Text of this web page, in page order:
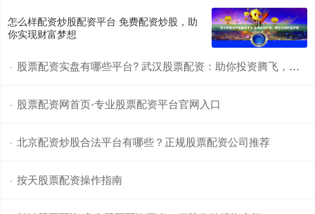
怎么样配资炒股配资平台 免费配资炒股，助
你实现财富梦想
· 股票配资实盘有哪些平台? 武汉股票配资：助你投资腾飞，轻松获利
· 股票配资网首页-专业股票配资平台官网入口
· 北京配资炒股合法平台有哪些？正规股票配资公司推荐
· 按天股票配资操作指南